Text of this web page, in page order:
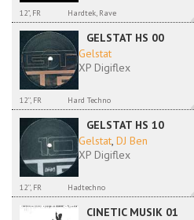
12", FR Hardtek, Rave
GELSTAT HS 00
Gelstat
XP Digiflex
12'', FR Hard Techno
GELSTAT HS 10
Gelstat, DJ Ben
XP Digiflex
12'', FR Hadtechno
CINETIC MUSIK 01